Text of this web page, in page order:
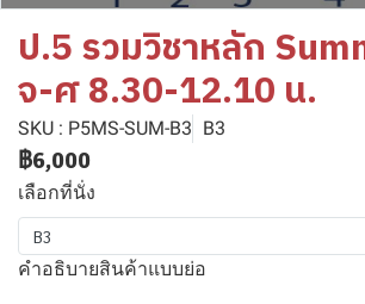
ป.5 รวมวิชาหลัก
จ-ศ 8.30-12.10 น.
SKU : P5MS-SUM-B3 B3
฿6,000
เลือกที่นั่ง
B3
คำอธิบายสินค้าแบบย่อ